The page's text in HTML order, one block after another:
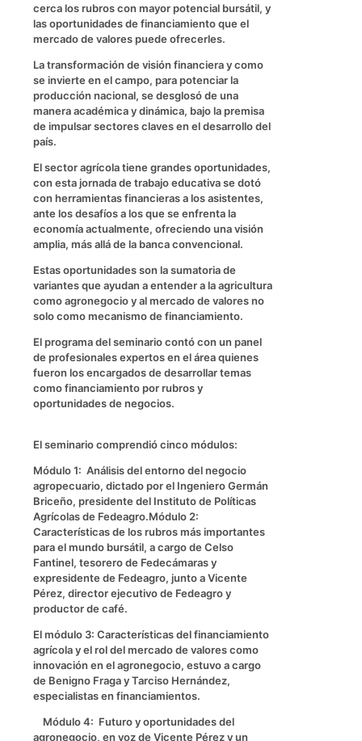
cerca los rubros con mayor potencial bursátil, y
las oportunidades de financiamiento que el
mercado de valores puede ofrecerles.
La transformación de visión financiera y como
se invierte en el campo, para potenciar la
producción nacional, se desglosó de una
manera académica y dinámica, bajo la premisa
de impulsar sectores claves en el desarrollo del
país.
El sector agrícola tiene grandes oportunidades,
con esta jornada de trabajo educativa se dotó
con herramientas financieras a los asistentes,
ante los desafíos a los que se enfrenta la
economía actualmente, ofreciendo una visión
amplia, más allá de la banca convencional.
Estas oportunidades son la sumatoria de
variantes que ayudan a entender a la agricultura
como agronegocio y al mercado de valores no
solo como mecanismo de financiamiento.
El programa del seminario contó con un panel
de profesionales expertos en el área quienes
fueron los encargados de desarrollar temas
como financiamiento por rubros y
oportunidades de negocios.
El seminario comprendió cinco módulos:
Módulo 1: Análisis del entorno del negocio
agropecuario, dictado por el Ingeniero Germán
Briceño, presidente del Instituto de Políticas
Agrícolas de Fedeagro.Módulo 2:
Características de los rubros más importantes
para el mundo bursátil, a cargo de Celso
Fantinel, tesorero de Fedecámaras y
expresidente de Fedeagro, junto a Vicente
Pérez, director ejecutivo de Fedeagro y
productor de café.
El módulo 3: Características del financiamiento
agrícola y el rol del mercado de valores como
innovación en el agronegocio, estuvo a cargo
de Benigno Fraga y Tarciso Hernández,
especialistas en financiamientos.
Módulo 4: Futuro y oportunidades del
agronegocio, en voz de Vicente Pérez y un